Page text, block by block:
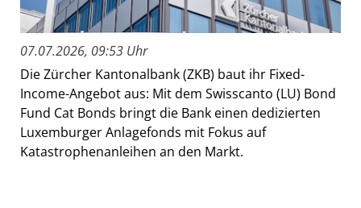
07.07.2026, 09:53 Uhr
Die Zürcher Kantonalbank (ZKB) baut ihr Fixed-
Income-Angebot aus: Mit dem Swisscanto (LU) Bond
Fund Cat Bonds bringt die Bank einen dedizierten
Luxemburger Anlagefonds mit Fokus auf
Katastrophenanleihen an den Markt.